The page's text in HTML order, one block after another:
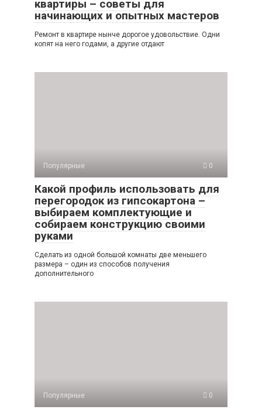
квартиры – советы для
начинающих и опытных мастеров
Ремонт в квартире нынче дорогое удовольствие. Одни
копят на него годами, а другие отдают
Популярные 0
Какой профиль использовать для
перегородок из гипсокартона –
выбираем комплектующие и
собираем конструкцию своими
руками
Сделать из одной большой комнаты две меньшего
размера – один из способов получения
дополнительного
Популярные 0